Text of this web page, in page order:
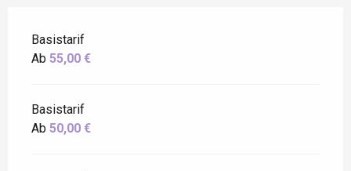
Basistarif
Ab 55,00 €
Basistarif
Ab 50,00 €